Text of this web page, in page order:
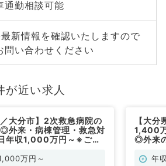
通勤相談可能
新情報を確認いたしますので
問い合わせください
が近い求人
／大分市】2次救急病院の
外来・病棟管理・救急対
年収1,000万円～※ご経
内科／常勤）
万円～
【大
1,400
◎外来
年